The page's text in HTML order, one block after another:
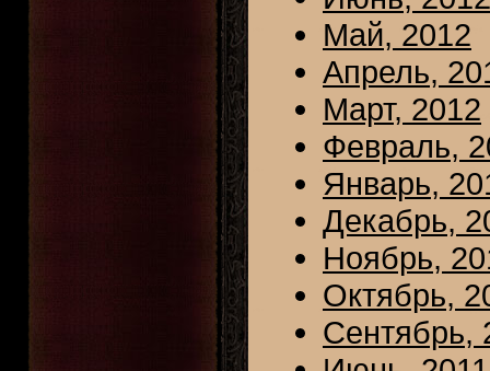
Май, 2012
Апрель,
Март, 2012
Февраль,
Январь,
Декабрь,
Ноябрь,
Октябрь,
Сентябрь,